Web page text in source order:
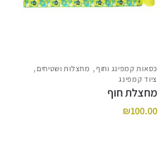
כסאות קמפינג וחוף, מחצלות ושטיחים,
ציוד קמפינג
מחצלת חוף
₪100.00